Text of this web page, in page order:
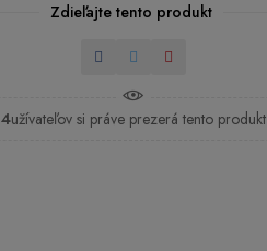
Zdieľajte tento produkt
4užívateľov si práve prezerá tento produkt